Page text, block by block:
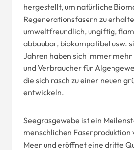
hergestellt, um natürliche
Regenerationsfasern zu
umweltfreundlich, ungiftig,
abbaubar, biokompatibel usw.
Jahren haben sich immer
und Verbraucher für
die sich rasch zu einer neuen
entwickeln.
Seegrasgewebe ist ein
menschlichen Faserproduktion
Meer und eröffnet eine dritte